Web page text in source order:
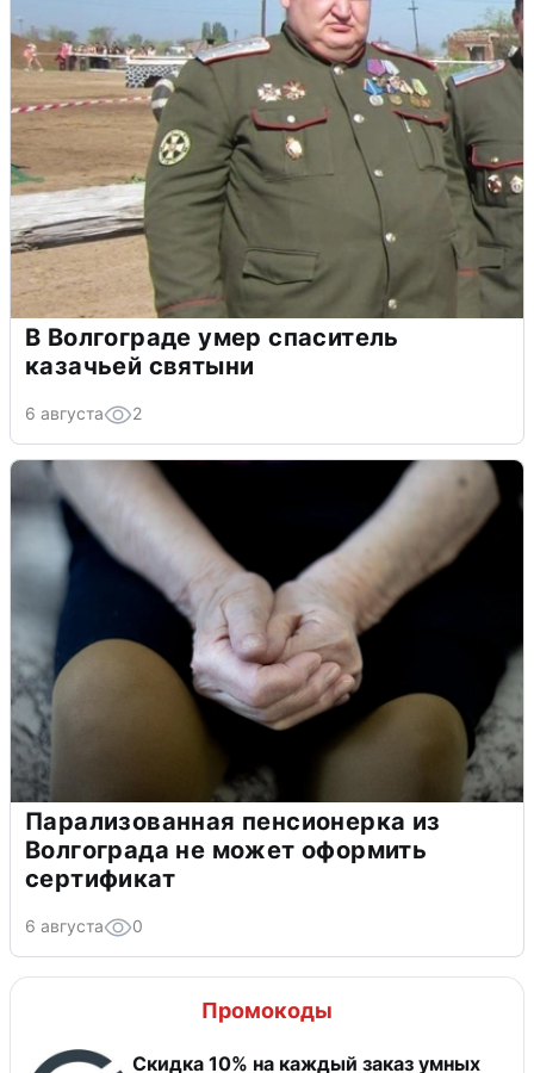
В Волгограде умер спаситель
казачьей святыни
6 августа 2
Парализованная пенсионерка из
Волгограда не может оформить
сертификат
6 августа 0
Промокоды
Скидка 10% на каждый заказ умных